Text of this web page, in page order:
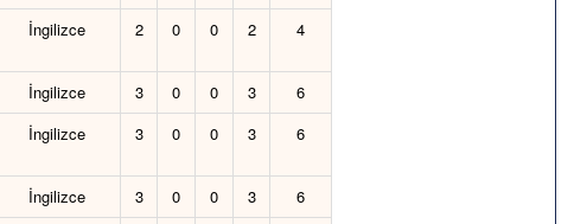
İngilizce 2 0 0 2 4
İngilizce 3 0 0 3
6
İngilizce 3 0 0 3 6
İngilizce 3 0 0 3
6